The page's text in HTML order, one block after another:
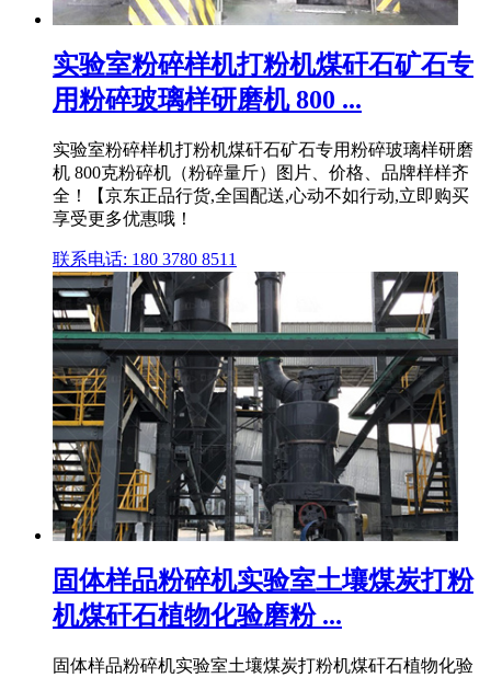
实验室粉碎样机打粉机煤矸石矿石专
用粉碎玻璃样研磨机 800 ...
实验室粉碎样机打粉机煤矸石矿石专用粉碎玻璃样研磨
机 800克粉碎机（粉碎量斤）图片、价格、品牌样样齐
全！【京东正品行货,全国配送,心动不如行动,立即购买
享受更多优惠哦！
联系电话: 180 3780 8511
固体样品粉碎机实验室土壤煤炭打粉
机煤矸石植物化验磨粉 ...
固体样品粉碎机实验室土壤煤炭打粉机煤矸石植物化验